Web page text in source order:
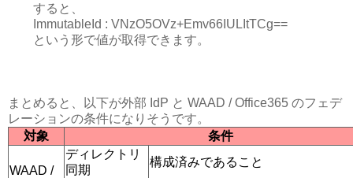
すると、
ImmutableId : VNzO5OVz+Emv66IULItTCg==
という形で値が取得できます。
まとめると、以下が外部 IdP と WAAD / Office365 のフェデ
レーションの条件になりそうです。
対象
条件
WAAD /
ディレクトリ
同期
構成済みであること